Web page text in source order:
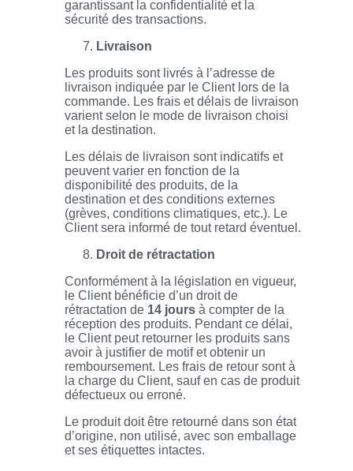
garantissant la confidentialité et la
sécurité des transactions.
Livraison
Les produits sont livrés à l’adresse de
livraison indiquée par le Client lors de la
commande. Les frais et délais de livraison
varient selon le mode de livraison choisi
et la destination.
Les délais de livraison sont indicatifs et
peuvent varier en fonction de la
disponibilité des produits, de la
destination et des conditions externes
(grèves, conditions climatiques, etc.). Le
Client sera informé de tout retard éventuel.
Droit de rétractation
Conformément à la législation en vigueur,
le Client bénéficie d’un droit de
rétractation de 14 jours à compter de la
réception des produits. Pendant ce délai,
le Client peut retourner les produits sans
avoir à justifier de motif et obtenir un
remboursement. Les frais de retour sont à
la charge du Client, sauf en cas de produit
défectueux ou erroné.
Le produit doit être retourné dans son état
d’origine, non utilisé, avec son emballage
et ses étiquettes intactes.